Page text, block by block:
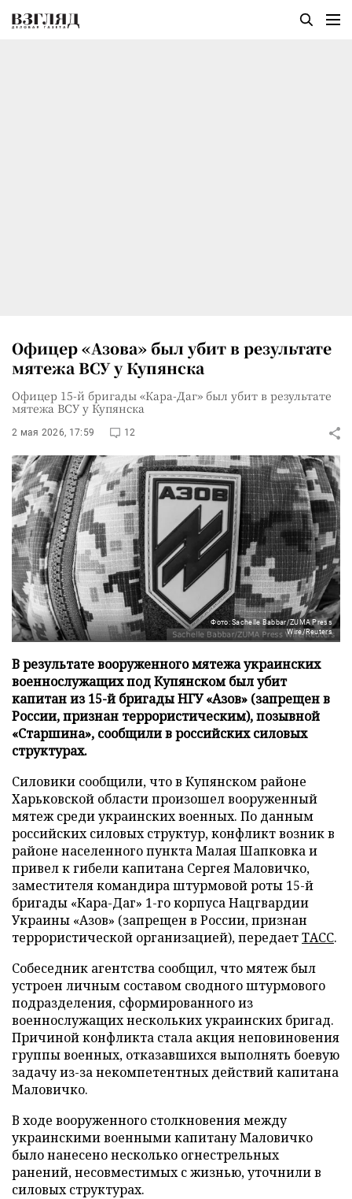
Офицер «Азова» был убит в результате
мятежа ВСУ у Купянска
Офицер 15-й бригады «Кара-Даг» был убит в результате
мятежа ВСУ у Купянска
2 мая 2026, 17:59 12
Фото: Sachelle Babbar/ZUMA Press
Wire/Reuters
В результате вооруженного мятежа украинских
военнослужащих под Купянском был убит
капитан из 15-й бригады НГУ «Азов» (запрещен в
России, признан террористическим), позывной
«Старшина», сообщили в российских силовых
структурах.
Силовики сообщили, что в Купянском районе
Харьковской области произошел вооруженный
мятеж среди украинских военных. По данным
российских силовых структур, конфликт возник в
районе населенного пункта Малая Шапковка и
привел к гибели капитана Сергея Маловичко,
заместителя командира штурмовой роты 15-й
бригады «Кара-Даг» 1-го корпуса Нацгвардии
Украины «Азов» (запрещен в России, признан
террористической организацией), передаетТАСС.
Собеседник агентства сообщил, что мятеж был
устроен личным составом сводного штурмового
подразделения, сформированного из
военнослужащих нескольких украинских бригад.
Причиной конфликта стала акция неповиновения
группы военных, отказавшихся выполнять боевую
задачу из-за некомпетентных действий капитана
Маловичко.
В ходе вооруженного столкновения между
украинскими военными капитану Маловичко
было нанесено несколько огнестрельных
ранений, несовместимых с жизнью, уточнили в
силовых структурах.